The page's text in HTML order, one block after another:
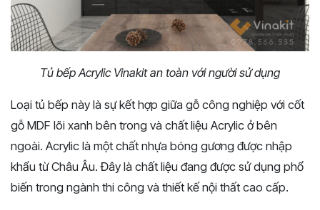
Tủ bếp Acrylic Vinakit an toàn với người sử dụng
Loại tủ bếp này là sự kết hợp giữa gỗ công nghiệp với cốt
gỗ MDF lõi xanh bên trong và chất liệu Acrylic ở bên
ngoài. Acrylic là một chất nhựa bóng gương được nhập
khẩu từ Châu Âu. Đây là chất liệu đang được sử dụng phổ
biến trong ngành thi công và thiết kế nội thất cao cấp.